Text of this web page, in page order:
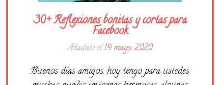
30+ Reflexiones bonitas y cortas para
Facebook
Añadido el19 mayo, 2020
Buenos días amigos, hoy tengo para ustedes